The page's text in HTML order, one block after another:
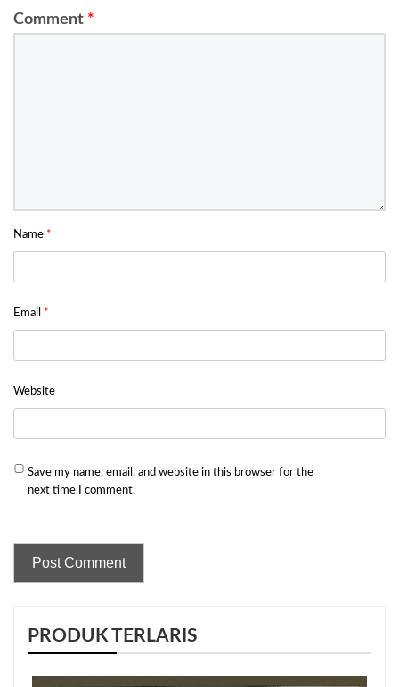
Comment *
Name *
Email *
Website
Save my name, email, and website in this browser for the
next time I comment.
PRODUK TERLARIS